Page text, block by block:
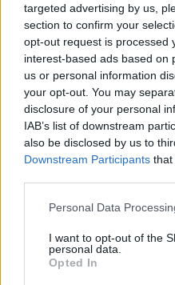
targeted advertising by us,
section to confirm your
opt-out request is processed
interest-based ads based on
us or personal information
your opt-out. You may
disclosure of your personal
IAB’s list of downstream
also be disclosed by us to
Downstream Participants that
Personal Data
I want to opt-out of the
personal data.
Opted In
Anche il
a sei, l'Ilva è
ripescate
5 Ago 2026
Le 5 sarde
laziali, 4
Venafro
6 Ago 2026
Coppa Italia:
5 Ago 2026
Coppa
di finale con